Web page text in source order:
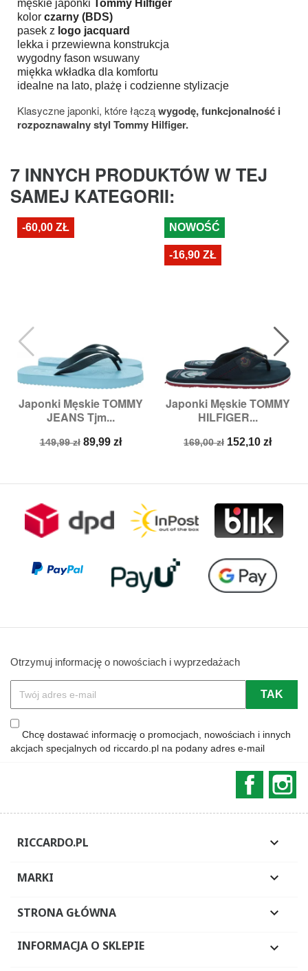
męskie japonki
Tommy Hilfiger
kolor czarny (BDS)
pasek z logo jacquard
lekka i przewiewna konstrukcja
wygodny fason wsuwany
miękka wkładka dla komfortu
idealne na lato, plażę i codzienne stylizacje
Klasyczne japonki, które łącząwygodę, funkcjonalność i
rozpoznawalny styl Tommy Hilfiger.
7 INNYCH PRODUKTÓW W TEJ
SAMEJ KATEGORII:
Japonki Męskie TOMMY
JEANS Tjm...
Cena
149,99 zł Cena
89,99 zł
-60,00 ZŁ
Japonki Męskie TOMMY
HILFIGER...
Cena
169,00 zł Cena
152,10 zł
NOWOŚĆ
-16,90 ZŁ
Otrzymuj informację o nowościach i wyprzedażach
Chcę dostawać informację o promocjach, nowościach i innych
akcjach specjalnych od riccardo.pl na podany adres e-mail
RICCARDO.PL 
MARKI 
STRONA GŁÓWNA 
INFORMACJA O SKLEPIE 